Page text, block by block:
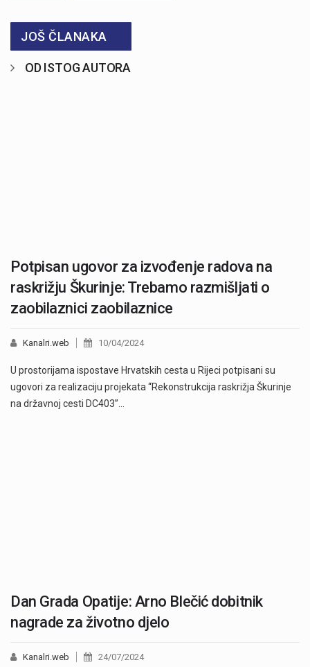
JOŠ ČLANAKA
OD ISTOG AUTORA
Potpisan ugovor za izvođenje radova na
raskrižju Škurinje: Trebamo razmišljati o
zaobilaznici zaobilaznice
Kanalri.web 10/04/2024
U prostorijama ispostave Hrvatskih cesta u Rijeci potpisani su
ugovori za realizaciju projekata “Rekonstrukcija raskrižja Škurinje
na državnoj cesti DC403”…
Dan Grada Opatije: Arno Blečić dobitnik
nagrade za životno djelo
Kanalri.web 24/07/2024